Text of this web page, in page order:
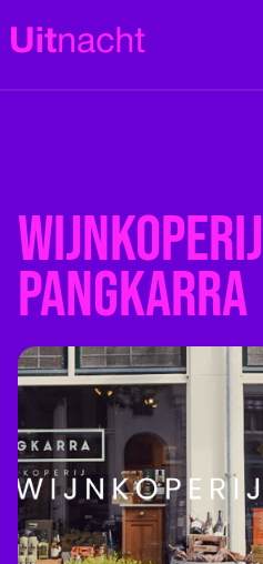
Wijnkoperij
Pangkarra